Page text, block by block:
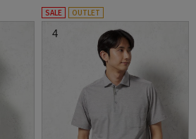
SALE OUTLET
4